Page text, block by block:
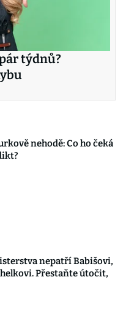
týdnů?
nehodě: Co ho čeká
nepatří Babišovi,
Přestaňte útočit,